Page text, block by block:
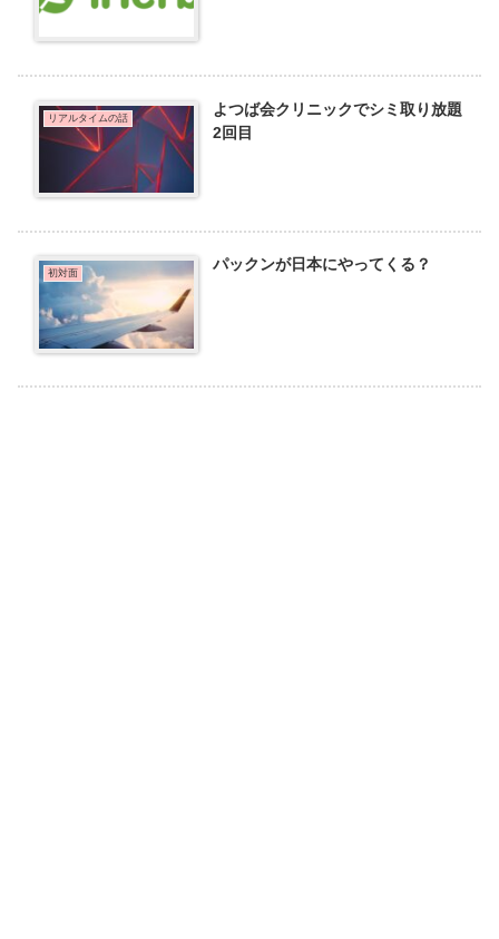
リアルタイムの話
よつば会クリニックでシミ取り放題
2回目
初対面 パックンが日本にやってくる？